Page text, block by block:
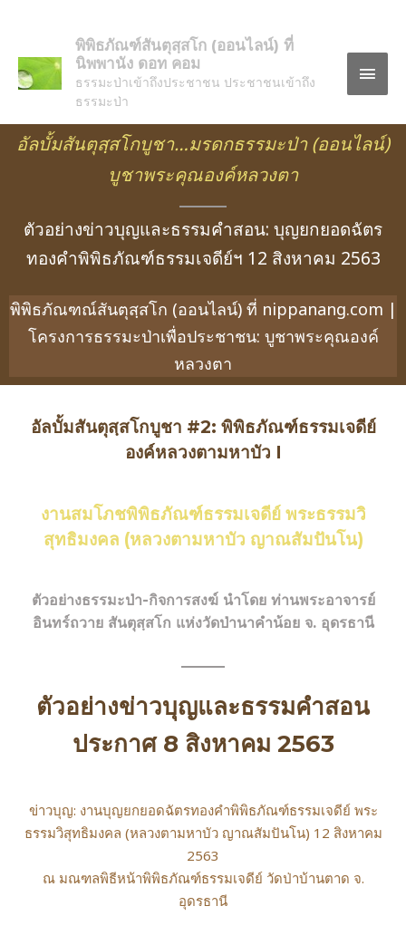
พิพิธภัณฑ์สันตุสฺสโก (ออนไลน์) ที่
นิพพานัง ดอท คอม
ธรรมะป่าเข้าถึงประชาชน ประชาชนเข้าถึง
ธรรมะป่า
อัลบั้มสันตุสฺสโกบูชา…มรดกธรรมะป่า(ออนไลน์)
บูชาพระคุณองค์หลวงตา
ตัวอย่างข่าวบุญและธรรมคำสอน: บุญยกยอดฉัตร
ทองคำพิพิธภัณฑ์ธรรมเจดีย์ฯ 12 สิงหาคม 2563
พิพิธภัณฑณ์สันตุสฺสโก (ออนไลน์) ที่ nippanang.com |
โครงการธรรมะป่าเพื่อประชาชน: บูชาพระคุณองค์
หลวงตา
อัลบั้มสันตุสฺสโกบูชา #2: พิพิธภัณฑ์ธรรมเจดีย์
องค์หลวงตามหาบัว I
งานสมโภชพิพิธภัณฑ์ธรรมเจดีย์ พระธรรมวิ
สุทธิมงคล (หลวงตามหาบัว ญาณสัมปันโน)
ตัวอย่างธรรมะป่า-กิจการสงฆ์ นำโดย ท่านพระอาจารย์
อินทร์ถวาย สันตุสฺสโก แห่งวัดป่านาคำน้อย จ. อุดรธานี
ตัวอย่างข่าวบุญและธรรมคำสอน
ประกาศ 8 สิงหาคม 2563
ข่าวบุญ: งานบุญยกยอดฉัตรทองคำพิพิธภัณฑ์ธรรมเจดีย์ พระ
ธรรมวิสุทธิมงคล (หลวงตามหาบัว ญาณสัมปันโน) 12 สิงหาคม
2563
ณ มณฑลพิธีหน้าพิพิธภัณฑ์ธรรมเจดีย์ วัดป่าบ้านตาด จ.
อุดรธานี